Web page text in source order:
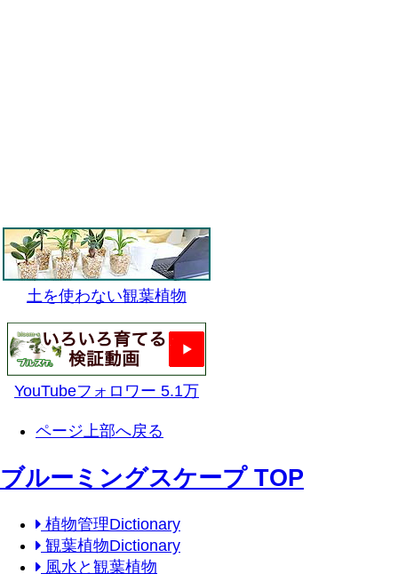
土を使わない観葉植物
YouTubeフォロワー 5.1万
ページ上部へ戻る
ブルーミングスケープ TOP
植物管理Dictionary
観葉植物Dictionary
風水と観葉植物